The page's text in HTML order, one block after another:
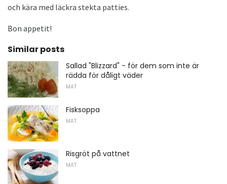
och kära med läckra stekta patties.
Bon appetit!
Similar posts
Sallad "Blizzard" - för dem som inte är
rädda för dåligt väder
MAT
Fisksoppa
MAT
Risgröt på vattnet
MAT